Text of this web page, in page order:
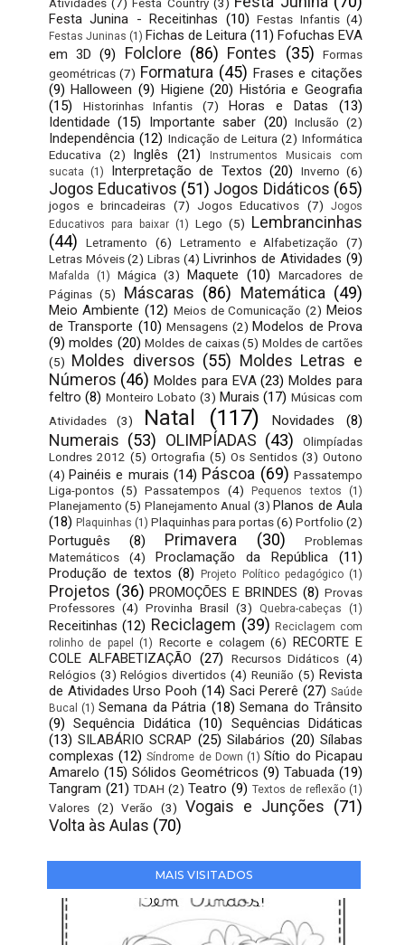
Festa Junina - Receitinhas (10) Festas Infantis (4)
Festas Juninas (1) Fichas de Leitura (11) Fofuchas EVA
em 3D (9) Folclore (86) Fontes (35)
Formas
geométricas (7) Formatura (45) Frases e citações
(9) Halloween (9) Higiene (20) História e Geografia
(15)
Historinhas Infantis (7) Horas e Datas
(13)
Identidade (15) Importante saber (20) Inclusão (2)
Independência (12) Indicação de Leitura (2) Informática
Educativa
(2) Inglês (21)
Instrumentos Musicais com
sucata
(1) Interpretação de Textos (20) Inverno (6)
Jogos Educativos (51) Jogos Didáticos (65)
jogos e brincadeiras (7) Jogos Educativos (7)
Jogos
Educativos para baixar (1) Lego (5) Lembrancinhas
(44)
Letramento (6) Letramento e Alfabetização
(7)
Letras Móveis (2) Libras (4) Livrinhos de Atividades (9)
Mafalda (1) Mágica (3) Maquete (10)
Marcadores de
Páginas (5) Máscaras (86) Matemática (49)
Meio Ambiente (12) Meios de Comunicação (2) Meios
de Transporte (10) Mensagens (2) Modelos de Prova
(9) moldes (20) Moldes de caixas (5) Moldes de cartões
(5) Moldes diversos (55) Moldes Letras e
Números (46) Moldes para EVA (23) Moldes para
feltro (8) Monteiro Lobato (3) Murais (17) Músicas com
Atividades
(3) Natal (117) Novidades (8)
Numerais (53) OLIMPÍADAS (43)
Olimpíadas
Londres 2012 (5) Ortografia (5) Os Sentidos (3) Outono
(4) Painéis e murais (14) Páscoa (69) Passatempo
Liga-pontos (5) Passatempos (4) Pequenos textos (1)
Planejamento (5) Planejamento Anual (3) Planos de Aula
(18) Plaquinhas (1) Plaquinhas para portas(6) Portfolio (2)
Português (8) Primavera (30)
Problemas
Matemáticos
(4) Proclamação da República
(11)
Produção de textos (8) Projeto Político pedagógico (1)
Projetos (36) PROMOÇÕES E BRINDES (8) Provas
Professores (4) Provinha Brasil (3) Quebra-cabeças (1)
Receitinhas (12) Reciclagem (39) Reciclagem com
rolinho de papel
(1) Recorte e colagem (6) RECORTE E
COLE ALFABETIZAÇÃO (27) Recursos Didáticos (4)
Relógios (3) Relógios divertidos (4) Reunião (5) Revista
de Atividades Urso Pooh (14) Saci Pererê (27) Saúde
Bucal
(1) Semana da Pátria (18) Semana do Trânsito
(9) Sequência Didática (10)
Sequências Didáticas
(13) SILABÁRIO SCRAP (25) Silabários (20) Sílabas
complexas (12) Síndrome de Down (1) Sítio do Picapau
Amarelo (15) Sólidos Geométricos (9) Tabuada (19)
Tangram (21) TDAH (2) Teatro (9) Textos de reflexão (1)
Valores (2) Verão (3) Vogais e Junções (71)
Volta às Aulas (70)
MAIS VISITADOS